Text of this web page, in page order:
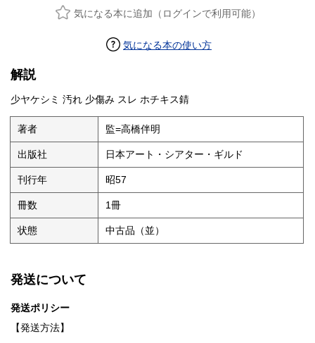
気になる本に追加（ログインで利用可能）
気になる本の使い方
解説
少ヤケシミ 汚れ 少傷み スレ ホチキス錆
著者 監=高橋伴明
出版社 日本アート・シアター・ギルド
刊行年 昭57
冊数 1冊
状態 中古品（並）
発送について
発送ポリシー
【発送方法】